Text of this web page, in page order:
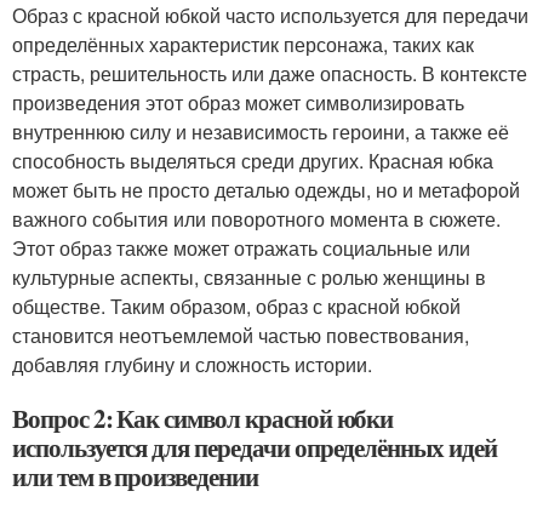
Образ с красной юбкой часто используется для передачи
определённых характеристик персонажа, таких как
страсть, решительность или даже опасность. В контексте
произведения этот образ может символизировать
внутреннюю силу и независимость героини, а также её
способность выделяться среди других. Красная юбка
может быть не просто деталью одежды, но и метафорой
важного события или поворотного момента в сюжете.
Этот образ также может отражать социальные или
культурные аспекты, связанные с ролью женщины в
обществе. Таким образом, образ с красной юбкой
становится неотъемлемой частью повествования,
добавляя глубину и сложность истории.
Вопрос 2: Как символ красной юбки
используется для передачи определённых идей
или тем в произведении